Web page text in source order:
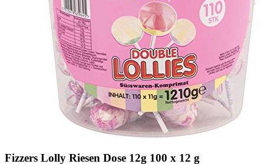
Fizzers Lolly Riesen Dose 12g 100 x 12 g